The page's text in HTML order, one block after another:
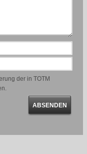
der in TOTM